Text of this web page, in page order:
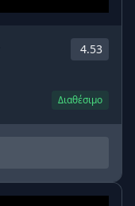
4.53
Διαθέσιμο